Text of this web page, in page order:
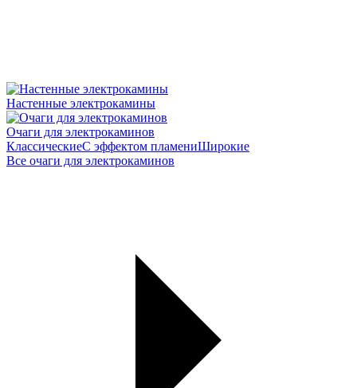
Настенные электрокамины
Очаги для электрокаминов
КлассическиеС эффектом пламениШирокие
Все очаги для электрокаминов